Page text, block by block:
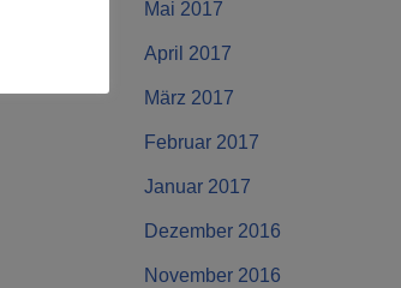
Mai 2017
April 2017
März 2017
Februar 2017
Januar 2017
Dezember 2016
November 2016